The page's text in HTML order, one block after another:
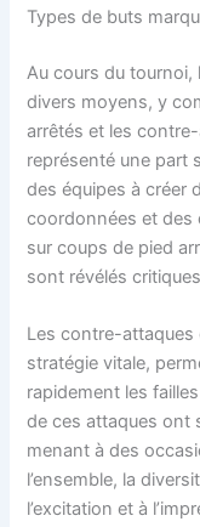
Types de buts
Au cours du
divers moyens, y
arrêtés et les
représenté une part
des équipes à créer
coordonnées et des
sur coups de pied
sont révélés
Les contre-attaques
stratégie vitale,
rapidement les
de ces attaques ont
menant à des
l’ensemble, la
l’excitation et à